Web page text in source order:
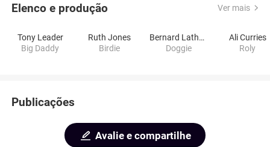
Elenco e produção Ver mais
Tony Leader
Big Daddy
Ruth Jones
Birdie
Bernard Latham
Doggie
Ali Curries
Roly
Publicações
Avalie e compartilhe